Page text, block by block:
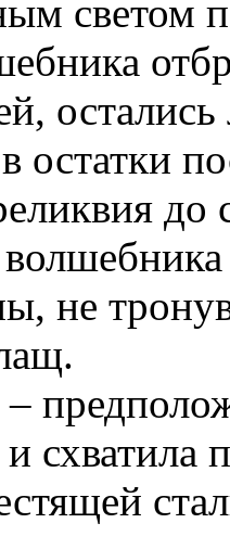
светом
остатки
не
–
схватила